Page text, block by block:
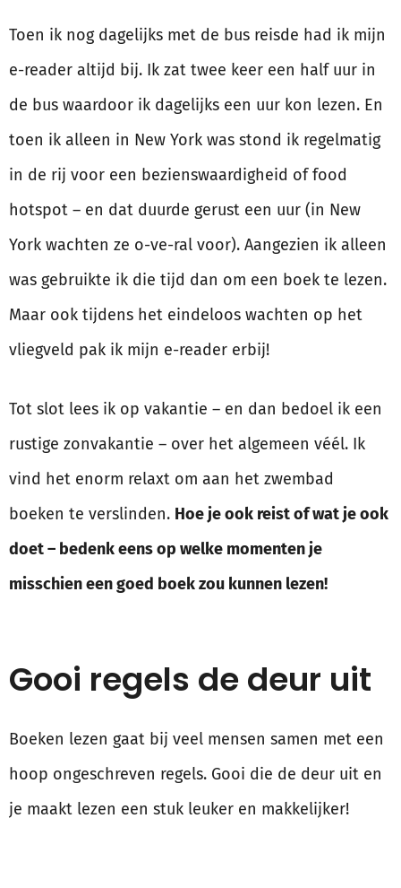
Toen ik nog dagelijks met de bus reisde had ik mijn
e-reader altijd bij. Ik zat twee keer een half uur in
de bus waardoor ik dagelijks een uur kon lezen. En
toen ik alleen in New York was stond ik regelmatig
in de rij voor een bezienswaardigheid of food
hotspot – en dat duurde gerust een uur (in New
York wachten ze o-ve-ral voor). Aangezien ik alleen
was gebruikte ik die tijd dan om een boek te lezen.
Maar ook tijdens het eindeloos wachten op het
vliegveld pak ik mijn e-reader erbij!
Tot slot lees ik op vakantie – en dan bedoel ik een
rustige zonvakantie – over het algemeen véél. Ik
vind het enorm relaxt om aan het zwembad
boeken te verslinden. Hoe je ook reist of wat je ook
doet – bedenk eens op welke momenten je
misschien een goed boek zou kunnen lezen!
Gooi regels de deur uit
Boeken lezen gaat bij veel mensen samen met een
hoop ongeschreven regels. Gooi die de deur uit en
je maakt lezen een stuk leuker en makkelijker!